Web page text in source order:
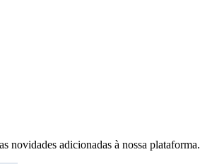
novidades adicionadas à nossa plataforma.